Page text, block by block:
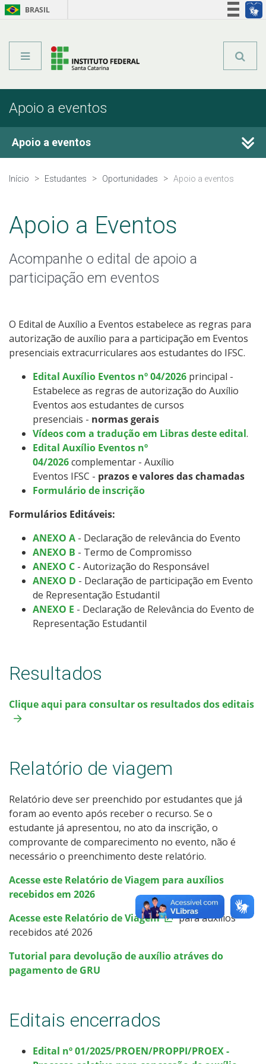
BRASIL
Apoio a eventos
Apoio a eventos
Estágio e Emprego
Desafio IFSC de ideias inovadoras
Apoio a eventos
Residência Pedagógica
Programa de Educação Tutorial | PET
Empresa Júnior
Equipes de competição
Oportunidades externas
Início Estudantes Oportunidades Apoio a eventos
Apoio a Eventos
Acompanhe o edital de apoio a
participação em eventos
O Edital de Auxílio a Eventos estabelece as regras para
autorização de auxílio para a participação em Eventos
presenciais extracurriculares aos estudantes do IFSC.
Edital Auxílio Eventos nº 04/2026 principal -
Estabelece as regras de autorização do Auxílio
Eventos aos estudantes de cursos
presenciais - normas gerais
Vídeos com a tradução em Libras deste edital.
Edital Auxílio Eventos nº
04/2026complementar - Auxílio
Eventos IFSC - prazos e valores das chamadas
Formulário de inscrição
Formulários Editáveis:
ANEXO A - Declaração de relevância do Evento
ANEXO B - Termo de Compromisso
ANEXO C - Autorização do Responsável
ANEXO D - Declaração de participação em Evento
de Representação Estudantil
ANEXO E - Declaração de Relevância do Evento de
Representação Estudantil
Resultados
Clique aqui para consultar os resultados dos editais
Relatório de viagem
Relatório deve ser preenchido por estudantes que já
foram ao evento após receber o recurso. Se o
estudante já apresentou, no ato da inscrição, o
comprovante de comparecimento no evento, não é
necessário o preenchimento deste relatório.
Acesse este Relatório de Viagem para auxílios
recebidos em 2026
Acesse este Relatório de Viagem
para auxílios
recebidos até 2026
Tutorial para devolução de auxílio atráves do
pagamento de GRU
Editais encerrados
Edital nº 01/2025/PROEN/PROPPI/PROEX -